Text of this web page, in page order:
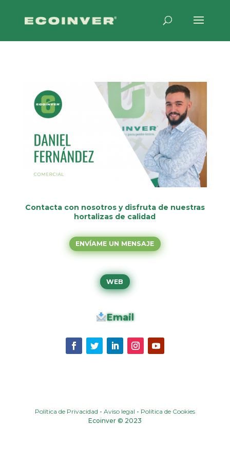
Contacta con nosotros y disfruta de nuestras
hortalizas de calidad
ENVÍAME UN MENSAJE
WEB
Email
Política de Privacidad - Aviso legal - Política de Cookies
Ecoinver © 2023